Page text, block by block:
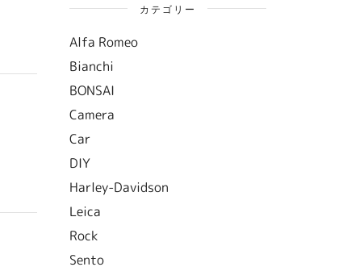
カテゴリー
Alfa Romeo
Bianchi
BONSAI
Camera
Car
DIY
Harley-Davidson
Leica
Rock
Sento